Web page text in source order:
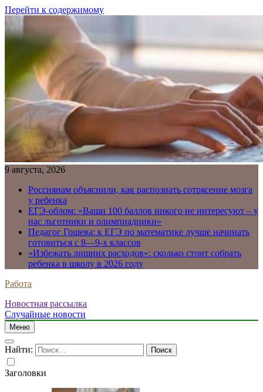
Перейти к содержимому
9 августа, 2026
Россиянам объяснили, как распознать сотрясение мозга
у ребенка
ЕГЭ-облом: «Ваши 100 баллов никого не интересуют – у
нас льготники и олимпиадники»
Педагог Гошева: к ЕГЭ по математике лучше начинать
готовиться с 8—9-х классов
«Избежать лишних расходов»: сколько стоит собрать
ребенка в школу в 2026 году
Работа
Новостная рассылка
Случайные новости
Меню
Найти:
Заголовки